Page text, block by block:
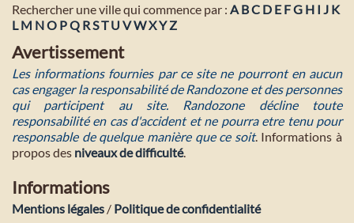
Rechercher une ville qui commence par : A BC D E FG H I J K
L M NO PQ RST U VWXYZ
Avertissement
Les informations fournies par ce site ne pourront en aucun
cas engager la responsabilité de Randozone et des personnes
qui participent au site. Randozone décline toute
responsabilité en cas d'accident et ne pourra etre tenu pour
responsable de quelque manière que ce soit. Informations à
propos des niveaux de difficulté.
Informations
Mentions légales / Politique de confidentialité